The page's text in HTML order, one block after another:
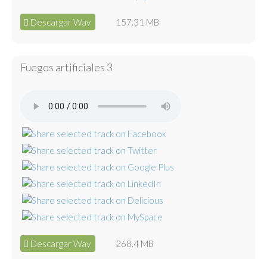
Descargar Wav 157.31 MB
Fuegos artificiales 3
Descargar Wav 268.4 MB